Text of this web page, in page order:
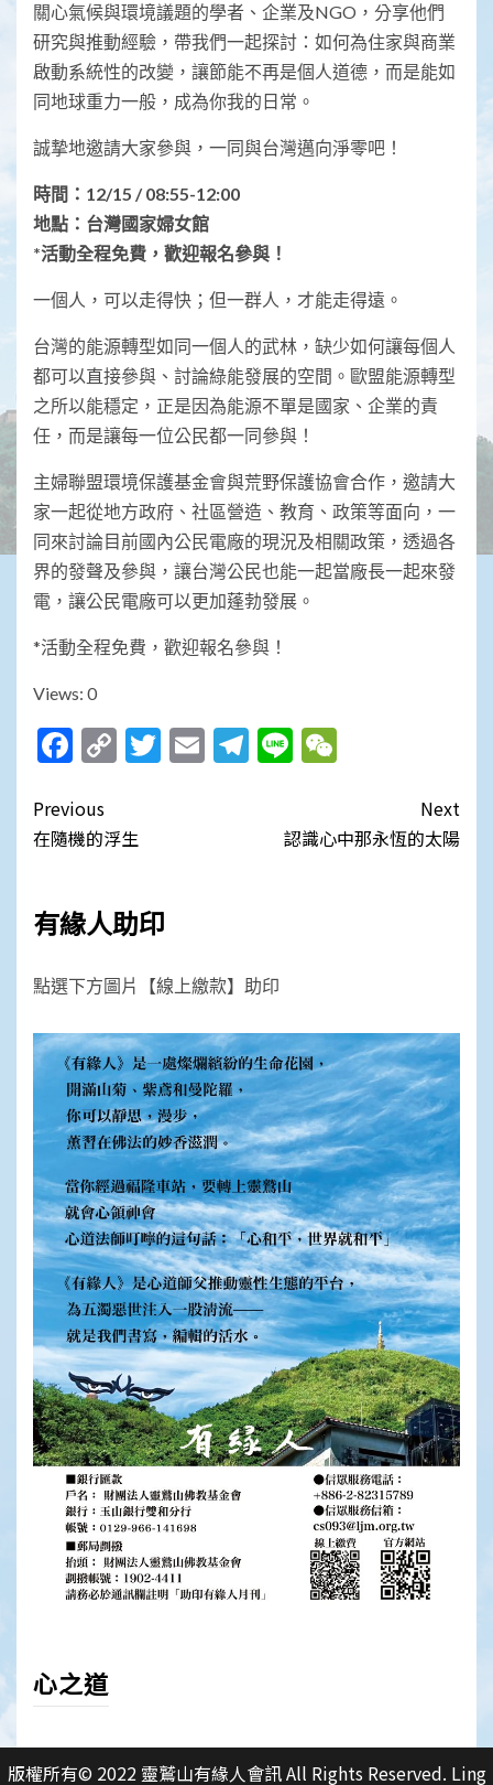
關心氣候與環境議題的學者、企業及NGO，分享他們
研究與推動經驗，帶我們一起探討：如何為住家與商業
啟動系統性的改變，讓節能不再是個人道德，而是能如
同地球重力一般，成為你我的日常。
誠摯地邀請大家參與，一同與台灣邁向淨零吧！
時間：12/15 / 08:55-12:00
地點：台灣國家婦女館
*活動全程免費，歡迎報名參與！
一個人，可以走得快；但一群人，才能走得遠。
台灣的能源轉型如同一個人的武林，缺少如何讓每個人
都可以直接參與、討論綠能發展的空間。歐盟能源轉型
之所以能穩定，正是因為能源不單是國家、企業的責
任，而是讓每一位公民都一同參與！
主婦聯盟環境保護基金會與荒野保護協會合作，邀請大
家一起從地方政府、社區營造、教育、政策等面向，一
同來討論目前國內公民電廠的現況及相關政策，透過各
界的發聲及參與，讓台灣公民也能一起當廠長一起來發
電，讓公民電廠可以更加蓬勃發展。
*活動全程免費，歡迎報名參與！
Views: 0
Facebook
CopyTwitter
EmailTelegram
Line
Post
navigation
Previous
在隨機的浮生
Next
認識心中那永恆的太陽
有緣人助印
點選下方圖片【線上繳款】助印
心之道
版權所有© 2022 靈鷲山有緣人會訊 All Rights Reserved. Ling